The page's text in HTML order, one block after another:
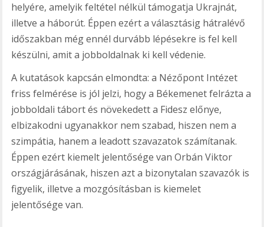
helyére, amelyik feltétel nélkül támogatja Ukrajnát,
illetve a háborút. Éppen ezért a választásig hátralévő
időszakban még ennél durvább lépésekre is fel kell
készülni, amit a jobboldalnak ki kell védenie.
A kutatások kapcsán elmondta: a Nézőpont Intézet
friss felmérése is jól jelzi, hogy a Békemenet felrázta a
jobboldali tábort és növekedett a Fidesz előnye,
elbizakodni ugyanakkor nem szabad, hiszen nem a
szimpátia, hanem a leadott szavazatok számítanak.
Éppen ezért kiemelt jelentősége van Orbán Viktor
országjárásának, hiszen azt a bizonytalan szavazók is
figyelik, illetve a mozgósításban is kiemelet
jelentősége van.